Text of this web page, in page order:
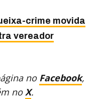
crime movida
vereador
no Facebook,
noX.